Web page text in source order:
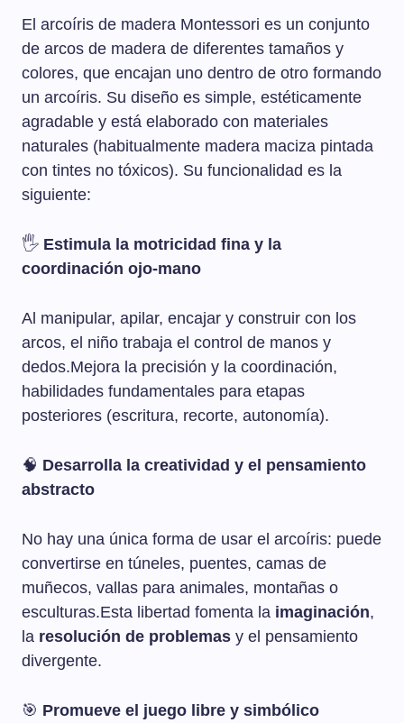
El arcoíris de madera Montessori es un conjunto
de arcos de madera de diferentes tamaños y
colores, que encajan uno dentro de otro formando
un arcoíris. Su diseño es simple, estéticamente
agradable y está elaborado con materiales
naturales (habitualmente madera maciza pintada
con tintes no tóxicos). Su funcionalidad es la
siguiente:
🖐️ Estimula la motricidad fina y la
coordinación ojo-mano
Al manipular, apilar, encajar y construir con los
arcos, el niño trabaja el control de manos y
dedos.Mejora la precisión y la coordinación,
habilidades fundamentales para etapas
posteriores (escritura, recorte, autonomía).
🧠 Desarrolla la creatividad y el pensamiento
abstracto
No hay una única forma de usar el arcoíris: puede
convertirse en túneles, puentes, camas de
muñecos, vallas para animales, montañas o
esculturas.Esta libertad fomenta la imaginación,
la resolución de problemas y el pensamiento
divergente.
🎯 Promueve el juego libre y simbólico